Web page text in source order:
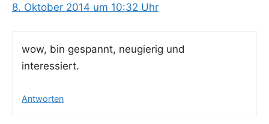
8. Oktober 2014 um 10:32 Uhr
wow, bin gespannt, neu­gie­rig und
interessiert.
Antworten